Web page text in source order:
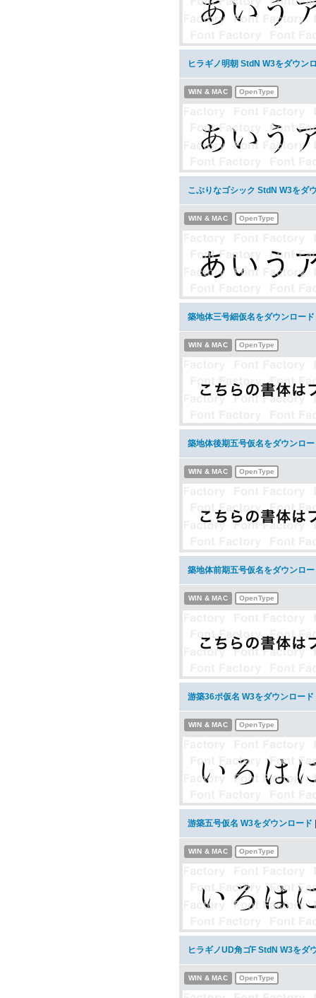
ヒラギノ明朝 StdN W3をダウン
WIN & MAC OpenType
こぶりなゴシック StdN W3をダ
WIN & MAC OpenType
築地体三号細仮名をダウンロード
WIN & MAC OpenType
築地体後期五号仮名をダウンロ
WIN & MAC OpenType
築地体前期五号仮名をダウンロ
WIN & MAC OpenType
游築36ポ仮名 W3をダウンロード
WIN & MAC OpenType
游築五号仮名 W3をダウンロード
WIN & MAC OpenType
ヒラギノUD角ゴF StdN W3をダ
WIN & MAC OpenType